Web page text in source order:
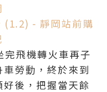
(1.2) - 靜岡站前購
完飛機轉火車再子
勞動，終於來到
後，把握當天餘